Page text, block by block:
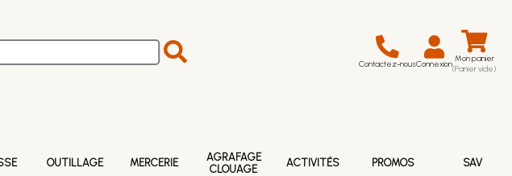
Contactez-nousConnexion Mon panier
(Panier vide)
OUTILLAGE MERCERIE
AGRAFAGE
CLOUAGE
ACTIVITÉS PROMOS SAV